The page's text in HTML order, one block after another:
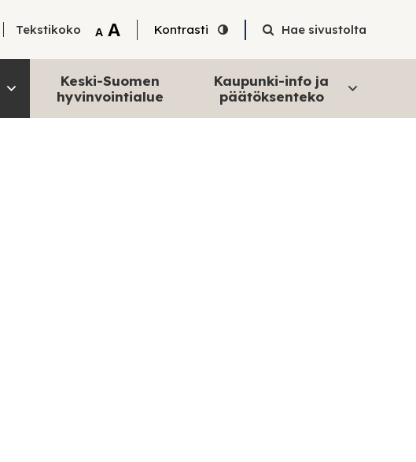
Tekstikoko A Tekstin pienentäminen
A Tekstin suurentaminen
Kontrasti Hae sivustolta
Keski-Suomen
hyvinvointialue
Kaupunki-info ja
päätöksenteko